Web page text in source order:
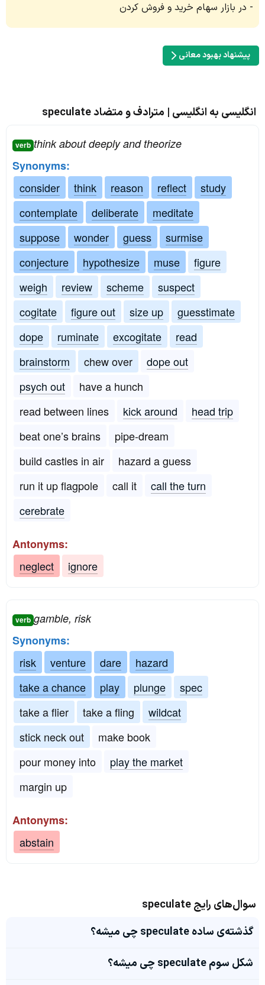
در بازار سهام خرید و فروش کردن
پیشنهاد بهبود معانی
انگلیسی به انگلیسی | مترادف و متضاد speculate
verb think about deeply and theorize
Synonyms:
consider
think reason reflect
study
contemplate
deliberate
meditate
suppose
wonder guess
surmise
conjecture
hypothesize muse
figure
weigh
review scheme
suspect
cogitate
figure out size up
guesstimate
dope
ruminate excogitate
read
brainstorm
chew over
dope out
psych out
have a hunch
read between lines
kick around
head trip
beat one’s brains
pipe-dream
build castles in air
hazard a guess
run it up flagpole
call it
call the turn
cerebrate
Antonyms:
neglect
ignore
verb gamble, risk
Synonyms:
risk
venture dare
hazard
take a chance
play plunge
spec
take a flier
take a fling
wildcat
stick neck out
make book
pour money into
play the market
margin up
Antonyms:
abstain
سوال‌های رایج speculate
گذشته‌ی ساده speculate چی میشه؟
شکل سوم speculate چی میشه؟